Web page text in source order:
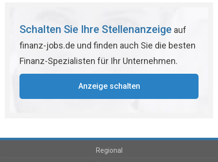
Schalten Sie Ihre Stellenanzeige auf
finanz-jobs.de und finden auch Sie die besten
Finanz-Spezialisten für Ihr Unternehmen.
Anzeige schalten
Regional